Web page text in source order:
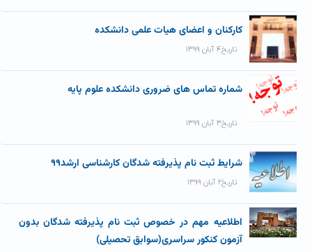
کارکنان و اعضای هیات علمی دانشکده
تاریخ۴ آبان ۱۳۹۹
شماره تماس های ضروری دانشکده علوم پایه
تاریخ۳ آبان ۱۳۹۹
شرایط ثبت نام پذیرفته شدگان کارشناسی ارشد۹۹
تاریخ۲ آبان ۱۳۹۹
اطلاعیه مهم در خصوص ثبت نام پذیرفته شدگان بدون
آزمون کنکور سراسری(سوابق تحصیلی)